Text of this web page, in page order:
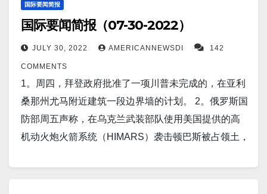
兼中国问题专家戈登·张（Gordon Chang）解释了为什
么中国威胁要击落众议院议长南希·佩洛西（Nancy
Pelosi）在她可能的台湾之行中的飞机“可能不会是虚
德周五表示，毫无疑问，俄罗斯正在寻求解散乌克
兰，“并将其从世界地图上完全抹去”。 4。乌克兰军方
周六声称，其在赫尔松地区的战斗中狙杀了大量俄罗
斯士兵，并摧毁了两个弹药库。 5。佛罗里达州共和党
诉福克斯新闻，拜登总统需要向中国明确表示，在访
国际要闻简报
国际要闻简报（07-30-2022）
JULY 30, 2022 AMERICANNEWSDI 142
COMMENTS
1。周四，拜登政府批准了一项川普未完成的，在亚利
桑那州尤马附近建筑一段边界墙的计划。 2。俄罗斯国
防部周五声称，在乌克兰武装部队使用美国提供的高
机动火炮火箭系统（HIMARS）袭击顿巴斯被占领土，